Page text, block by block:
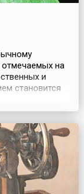
отмечаемых на
и
становится
и т.д.